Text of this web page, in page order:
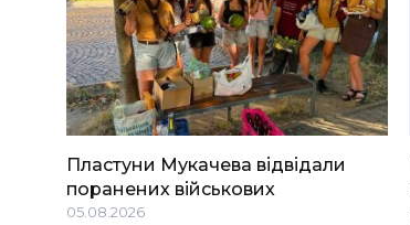
Пластуни Мукачева відвідали
поранених військових
05.08.2026